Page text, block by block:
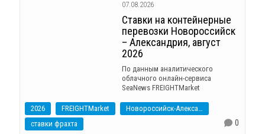
07.08.2026
Ставки на контейнерные
перевозки Новороссийск
– Александрия, август
2026
По данным аналитического
облачного онлайн-сервиса
SeaNews FREIGHTMarket
2026 FREIGHTMarket
Новороссийск-Александрия
ставки фрахта
0